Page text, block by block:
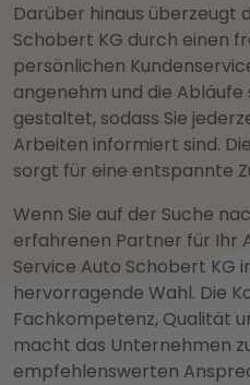
Darüber hinaus überzeugt
Schobert KG durch einen
persönlichen
angenehm und die
gestaltet, sodass Sie
Arbeiten informiert sind.
sorgt für eine entspannte
Wenn Sie auf der Suche
erfahrenen Partner für Ihr
Service Auto Schobert KG
hervorragende Wahl. Die
Fachkompetenz, Qualität
macht das Unternehmen
empfehlenswerten